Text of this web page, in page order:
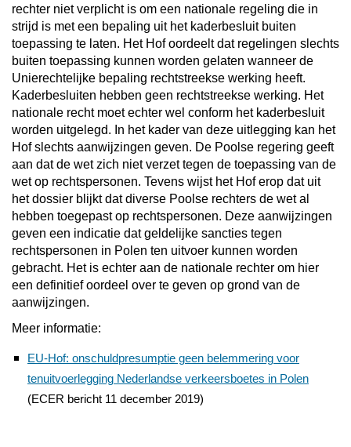
rechter niet verplicht is om een nationale regeling die in
strijd is met een bepaling uit het kaderbesluit buiten
toepassing te laten. Het Hof oordeelt dat regelingen slechts
buiten toepassing kunnen worden gelaten wanneer de
Unierechtelijke bepaling rechtstreekse werking heeft.
Kaderbesluiten hebben geen rechtstreekse werking. Het
nationale recht moet echter wel conform het kaderbesluit
worden uitgelegd. In het kader van deze uitlegging kan het
Hof slechts aanwijzingen geven. De Poolse regering geeft
aan dat de wet zich niet verzet tegen de toepassing van de
wet op rechtspersonen. Tevens wijst het Hof erop dat uit
het dossier blijkt dat diverse Poolse rechters de wet al
hebben toegepast op rechtspersonen. Deze aanwijzingen
geven een indicatie dat geldelijke sancties tegen
rechtspersonen in Polen ten uitvoer kunnen worden
gebracht. Het is echter aan de nationale rechter om hier
een definitief oordeel over te geven op grond van de
aanwijzingen.
Meer informatie:
EU-Hof: onschuldpresumptie geen belemmering voor
tenuitvoerlegging Nederlandse verkeersboetes in Polen
(ECER bericht 11 december 2019)